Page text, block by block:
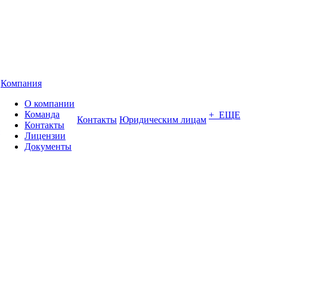
Компания
О компании
Команда
Контакты
Лицензии
Документы
Контакты Юридическим лицам + ЕЩЕ